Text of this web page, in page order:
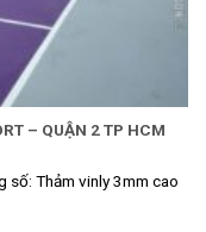
– QUẬN 2 TP HCM
số: Thảm vinly 3mm cao